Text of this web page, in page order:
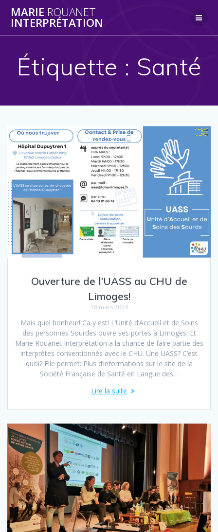
MARIE ROUANET
INTERPRÉTATION
Étiquette : Santé
Ouverture de l’UASS au CHU de
Limoges!
18 mars 2024
Mais quel bonheur! Ca y est! L’Unité d’Accueil et de Soins
des personnes Sourdes ouvre ses portes à Limoges! Et
Marie Rouanet Interprétation a la chance de faire partie des
interprètes conventionnés avec le CHU. Une UASS? C’est
quoi? Elle permet: Plus d’informations sur le site de la
Société Française de Santé en Langue des…
Lire la suite